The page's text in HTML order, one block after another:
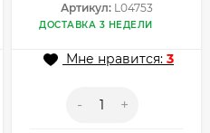
Артикул:L04753
ДОСТАВКА 3 НЕДЕЛИ
Мне нравится: 3
- +